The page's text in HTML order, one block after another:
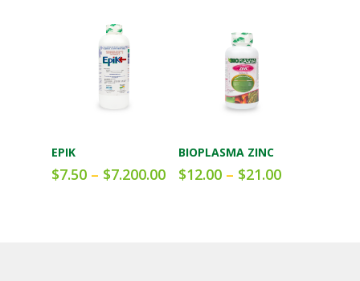
Añadir al carrito
EPIK
$7.50 – $7.200.00
Añadir al carrito
BIOPLASMA ZINC
$12.00– $21.00